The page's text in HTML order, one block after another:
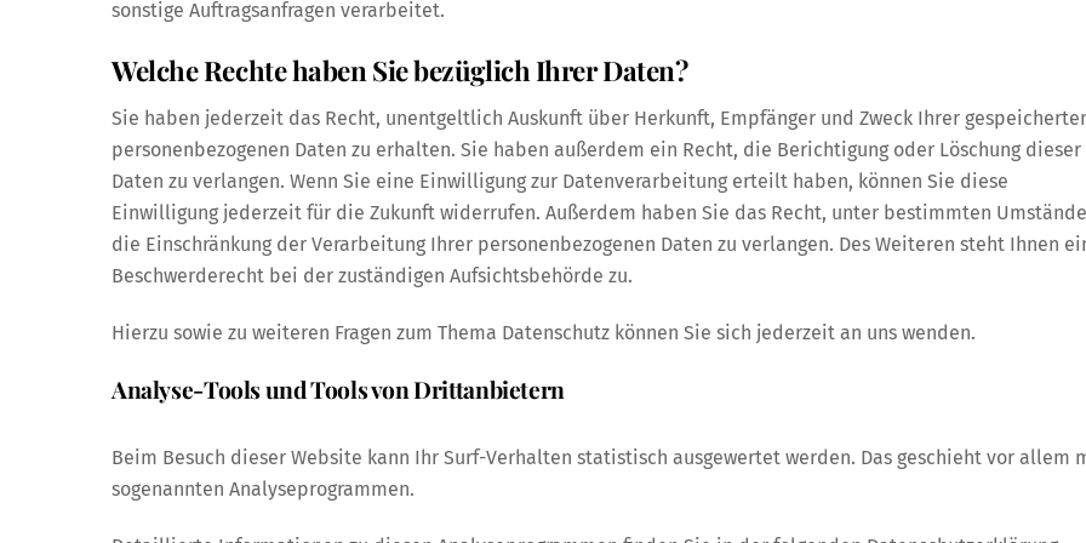
sonstige Auftragsanfragen verarbeitet.
Welche Rechte haben Sie bezüglich Ihrer Daten?
Sie haben jederzeit das Recht, unentgeltlich Auskunft über Herkunft, Empfänger und Zweck Ihrer
personenbezogenen Daten zu erhalten. Sie haben außerdem ein Recht, die Berichtigung oder Löschung dieser
Daten zu verlangen. Wenn Sie eine Einwilligung zur Datenverarbeitung erteilt haben, können Sie diese
Einwilligung jederzeit für die Zukunft widerrufen. Außerdem haben Sie das Recht, unter bestimmten
die Einschränkung der Verarbeitung Ihrer personenbezogenen Daten zu verlangen. Des Weiteren steht Ihnen
Beschwerderecht bei der zuständigen Aufsichtsbehörde zu.
Hierzu sowie zu weiteren Fragen zum Thema Datenschutz können Sie sich jederzeit an uns wenden.
Analyse-Tools und Tools von Dritt­anbietern
Beim Besuch dieser Website kann Ihr Surf-Verhalten statistisch ausgewertet werden. Das geschieht vor allem
sogenannten Analyseprogrammen.